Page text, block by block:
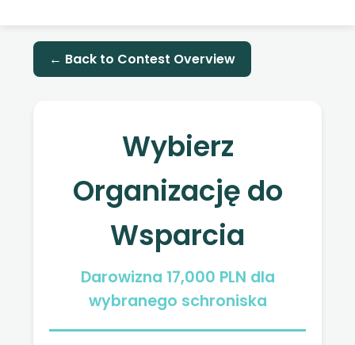
← Back to Contest Overview
Wybierz
Organizację do
Wsparcia
Darowizna 17,000 PLN dla
wybranego schroniska